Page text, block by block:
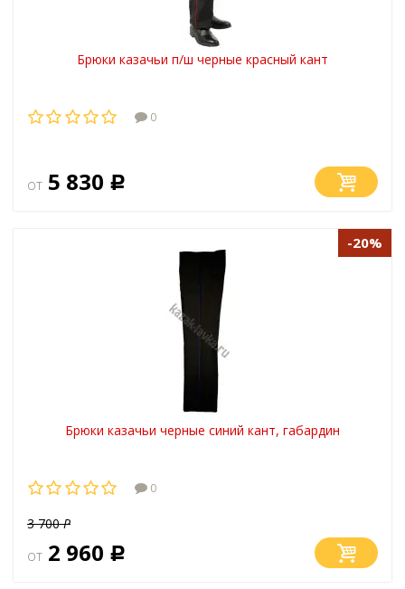
Брюки казачьи п/ш черные красный кант
0
от 5 830 Р
Брюки казачьи черные синий кант, габардин
0
3 700Р
от 2 960 Р
-20%